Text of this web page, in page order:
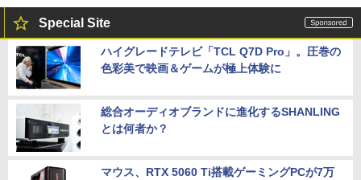
Special Site
ハイグレードテレビ「TCL Q7D Pro」。圧巻の
色彩美で映画＆ゲームが極上体験に
総合オーディオブランドに進化するSHANLING
とは何者か？
マウス、RTX 5060 Ti搭載ゲーミングPCが7万